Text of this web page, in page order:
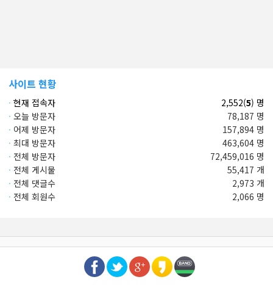
사이트 현황
· 현재 접속자 2,552(5) 명
· 오늘 방문자
78,187 명
· 어제 방문자
157,894 명
· 최대 방문자
463,604 명
· 전체 방문자
72,459,016 명
· 전체 게시물
55,417 개
· 전체 댓글수
2,973 개
· 전체 회원수 2,066 명